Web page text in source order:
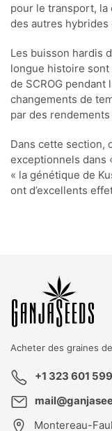
pour le transport,
des autres
Les buisson hardis
longue histoire
de SCROG
changements de
par des
Dans cette section,
exceptionnels dans
« la génétique de
ont d’excellents
Acheter des graines
+1 323 601
Montereau-